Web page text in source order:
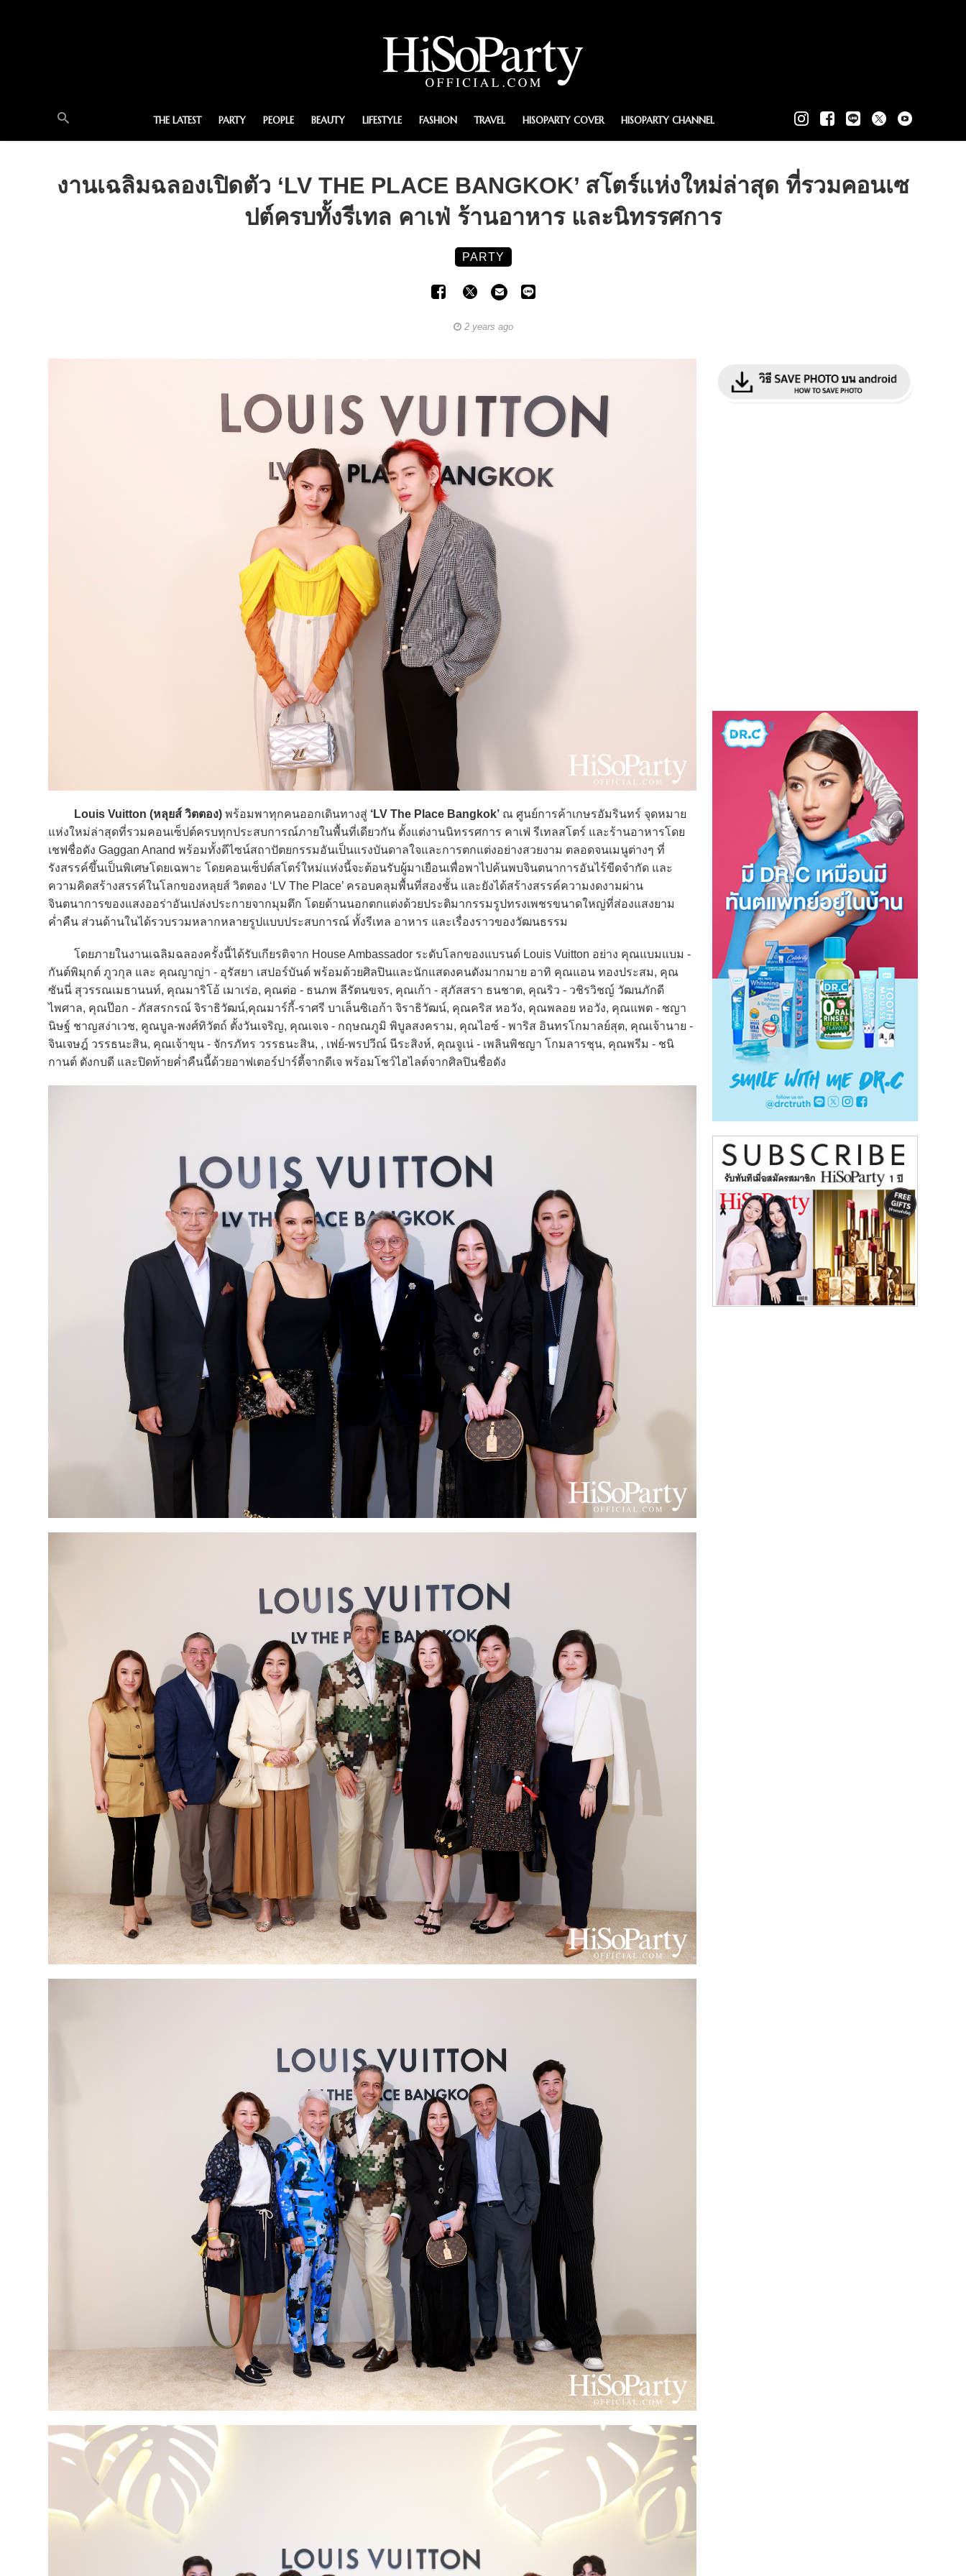
THE LATEST PARTY PEOPLE BEAUTY LIFESTYLE FASHION TRAVEL HISOPARTY COVER HISOPARTY CHANNEL
งานเฉลิมฉลองเปิดตัว ‘LV THE PLACE BANGKOK’ สโตร์แห่งใหม่ล่าสุด ที่รวมคอนเซ
ปต์ครบทั้งรีเทล คาเฟ่ ร้านอาหาร และนิทรรศการ
PARTY
2 years ago
Louis Vuitton (หลุยส์ วิตตอง) พร้อมพาทุกคนออกเดินทางสู่ ‘LV The Place Bangkok’ ณ ศูนย์การค้าเกษรอัมรินทร์ จุดหมาย
แห่งใหม่ล่าสุดที่รวมคอนเซ็ปต์ครบทุกประสบการณ์ภายในพื้นที่เดียวกัน ตั้งแต่งานนิทรรศการ คาเฟ่ รีเทลสโตร์ และร้านอาหารโดย
เชฟชื่อดัง Gaggan Anand พร้อมทั้งดีไซน์สถาปัตยกรรมอันเป็นแรงบันดาลใจและการตกแต่งอย่างสวยงาม ตลอดจนเมนูต่างๆ ที่
รังสรรค์ขึ้นเป็นพิเศษโดยเฉพาะ โดยคอนเซ็ปต์สโตร์ใหม่แห่งนี้จะต้อนรับผู้มาเยือนเพื่อพาไปค้นพบจินตนาการอันไร้ขีดจำกัด และ
ความคิดสร้างสรรค์ในโลกของหลุยส์ วิตตอง ‘LV The Place’ ครอบคลุมพื้นที่สองชั้น และยังได้สร้างสรรค์ความงดงามผ่าน
จินตนาการของแสงออร่าอันเปล่งประกายจากมุมตึก โดยด้านนอกตกแต่งด้วยประติมากรรมรูปทรงเพชรขนาดใหญ่ที่ส่องแสงยาม
ค่ำคืน ส่วนด้านในได้รวบรวมหลากหลายรูปแบบประสบการณ์ ทั้งรีเทล อาหาร และเรื่องราวของวัฒนธรรม
โดยภายในงานเฉลิมฉลองครั้งนี้ได้รับเกียรติจาก House Ambassador ระดับโลกของแบรนด์ Louis Vuitton อย่าง คุณแบมแบม -
กันต์พิมุกต์ ภูวกุล และ คุณญาญ่า - อุรัสยา เสปอร์บันด์ พร้อมด้วยศิลปินและนักแสดงคนดังมากมาย อาทิ คุณแอน ทองประสม, คุณ
ซันนี่ สุวรรณเมธานนท์, คุณมาริโอ้ เมาเร่อ, คุณต่อ - ธนภพ ลีรัตนขจร, คุณเก้า - สุภัสสรา ธนชาต, คุณริว - วชิรวิชญ์ วัฒนภักดี
ไพศาล, คุณป๊อก - ภัสสรกรณ์ จิราธิวัฒน์,คุณมาร์กี้-ราศรี บาเล็นซิเอก้า จิราธิวัฒน์, คุณคริส หอวัง, คุณพลอย หอวัง, คุณแพต - ชญา
นิษฐ์ ชาญสง่าเวช, คูณบูล-พงศ์ทิวัตถ์ ตั้งวันเจริญ, คุณเจเจ - กฤษณภูมิ พิบูลสงคราม, คุณไอซ์ - พาริส อินทรโกมาลย์สุต, คุณเจ้านาย -
จินเจษฎ์ วรรธนะสิน, คุณเจ้าขุน - จักรภัทร วรรธนะสิน, , เฟย์-พรปวีณ์ นีระสิงห์, คุณจูเน่ - เพลินพิชญา โกมลารชุน, คุณพรีม - ชนิ
กานต์ ตังกบดี และปิดท้ายค่ำคืนนี้ด้วยอาฟเตอร์ปาร์ตี้จากดีเจ พร้อมโชว์ไฮไลต์จากศิลปินชื่อดัง